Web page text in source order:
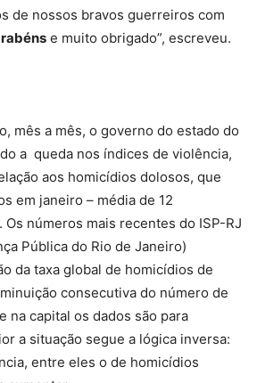
de nossos bravos guerreiros com
e muito obrigado”, escreveu.
mês a mês, o governo do estado do
a queda nos índices de violência,
aos homicídios dolosos, que
em janeiro – média de 12
Os números mais recentes do ISP-RJ
Pública do Rio de Janeiro)
da taxa global de homicídios de
consecutiva do número de
na capital os dados são para
a situação segue a lógica inversa:
entre eles o de homicídios